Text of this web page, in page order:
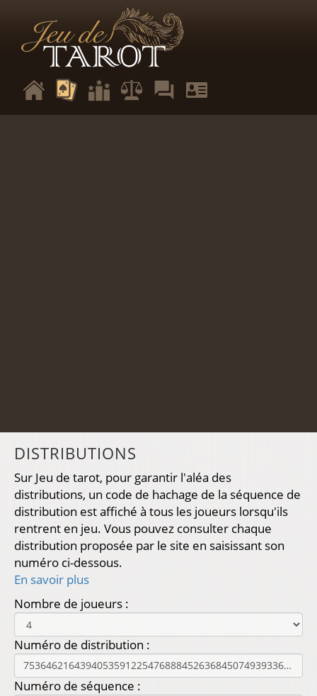
DISTRIBUTIONS
Sur Jeu de tarot, pour garantir l'aléa des
distributions, un code de hachage de la séquence de
distribution est affiché à tous les joueurs lorsqu'ils
rentrent en jeu. Vous pouvez consulter chaque
distribution proposée par le site en saisissant son
numéro ci-dessous.
En savoir plus
Nombre de joueurs :
Numéro de distribution :
Numéro de séquence :